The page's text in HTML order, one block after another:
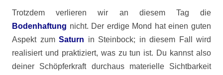
Trotzdem verlieren wir an diesem Tag die
Bodenhaftung nicht. Der erdige Mond hat einen guten
Aspekt zum Saturn in Steinbock; in diesem Fall wird
realisiert und praktiziert, was zu tun ist. Du kannst also
deiner Schöpferkraft durchaus materielle Sichtbarkeit